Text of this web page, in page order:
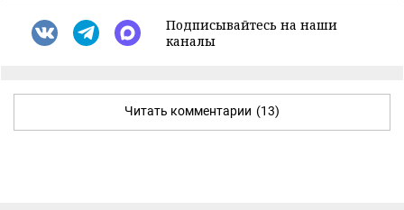
Подписывайтесь на наши
каналы
Читать комментарии (13)